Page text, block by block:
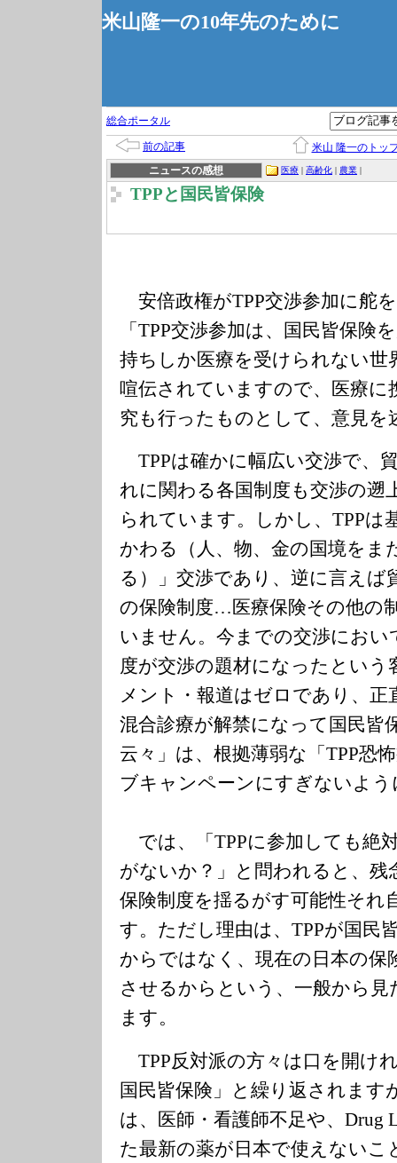
米山隆一の10年先のために
総合ポータル
前の記事
米山 隆一のトッ
ニュースの感想
医療 | 高齢化 | 農業 |
TPPと国民皆保険
安倍政権がTPP交渉参加に舵
「TPP交渉参加は、国民皆保険
持ちしか医療を受けられない世
喧伝されていますので、医療に
究も行ったものとして、意見
TPPは確かに幅広い交渉で、
れに関わる各国制度も交渉の遡
られています。しかし、TPPは
かわる（人、物、金の国境をま
る）」交渉であり、逆に言えば
の保険制度…医療保険その他の
いません。今までの交渉におい
度が交渉の題材になったという
メント・報道はゼロであり、正
混合診療が解禁になって国民
云々」は、根拠薄弱な「TPP恐
ブキャンペーンにすぎないよ
では、「TPPに参加しても絶
がないか？」と問われると、残
保険制度を揺るがす可能性それ
す。ただし理由は、TPPが国民
からではなく、現在の日本の保
させるからという、一般から
ます。
TPP反対派の方々は口を開け
国民皆保険」と繰り返されます
は、医師・看護師不足や、Drug
た最新の薬が日本で使えないこ